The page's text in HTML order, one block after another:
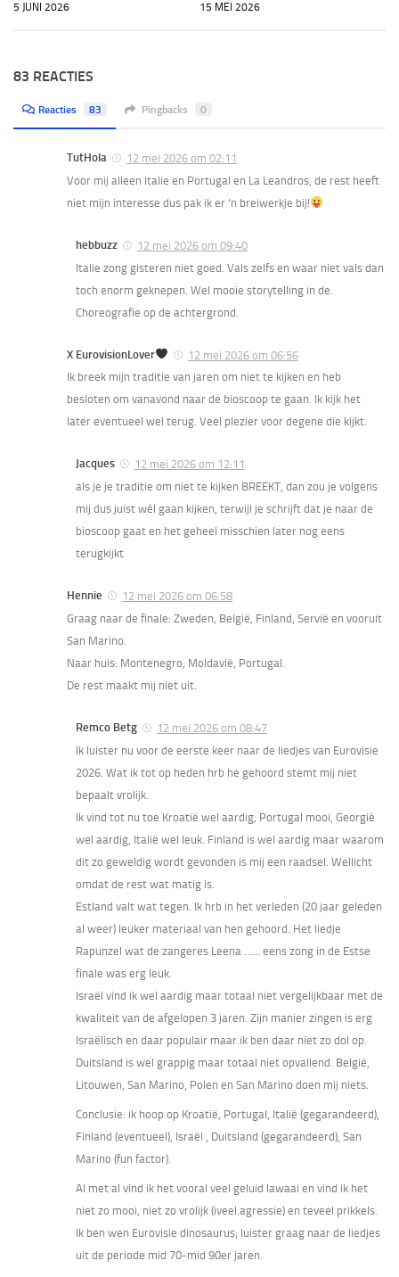
5 JUNI 2026 15 MEI 2026
83 REACTIES
Reacties 83 Pingbacks 0
TutHola
12 mei 2026 om 02:11
Voor mij alleen Italie en Portugal en La Leandros, de rest heeft
niet mijn interesse dus pak ik er ‘n breiwerkje bij!
hebbuzz
12 mei 2026 om 09:40
Italie zong gisteren niet goed. Vals zelfs en waar niet vals dan
toch enorm geknepen. Wel mooie storytelling in de.
Choreografie op de achtergrond.
X EurovisionLover
12 mei 2026 om 06:56
Ik breek mijn traditie van jaren om niet te kijken en heb
besloten om vanavond naar de bioscoop te gaan. Ik kijk het
later eventueel wel terug. Veel plezier voor degene die kijkt.
Jacques
12 mei 2026 om 12:11
als je je traditie om niet te kijken BREEKT, dan zou je volgens
mij dus juist wél gaan kijken, terwijl je schrijft dat je naar de
bioscoop gaat en het geheel misschien later nog eens
terugkijkt
Hennie
12 mei 2026 om 06:58
Graag naar de finale: Zweden, België, Finland, Servië en vooruit
San Marino.
Naar huis: Montenegro, Moldavië, Portugal.
De rest maakt mij niet uit.
Remco Betg
12 mei 2026 om 08:47
Ik luister nu voor de eerste keer naar de liedjes van Eurovisie
2026. Wat ik tot op heden hrb he gehoord stemt mij niet
bepaalt vrolijk.
Ik vind tot nu toe Kroatië wel aardig, Portugal mooi, Georgië
wel aardig, Italië wel leuk. Finland is wel aardig maar waarom
dit zo geweldig wordt gevonden is mij een raadsel. Wellicht
omdat de rest wat matig is.
Estland valt wat tegen. Ik hrb in het verleden (20 jaar geleden
al weer) leuker materiaal van hen gehoord. Het liedje
Rapunzel wat de zangeres Leena …… eens zong in de Estse
finale was erg leuk.
Israël vind ik wel aardig maar totaal niet vergelijkbaar met de
kwaliteit van de afgelopen 3 jaren. Zijn manier zingen is erg
Israëlisch en daar populair maar.ik ben daar niet zo dol op.
Duitsland is wel grappig maar totaal niet opvallend. België,
Litouwen, San Marino, Polen en San Marino doen mij niets.
Conclusie: ik hoop op Kroatië, Portugal, Italië (gegarandeerd),
Finland (eventueel), Israël , Duitsland (gegarandeerd), San
Marino (fun factor).
Al met al vind ik het vooral veel geluid lawaai en vind ik het
niet zo mooi, niet zo vrolijk (iveel.agressie) en teveel prikkels.
Ik ben wen Eurovisie dinosaurus; luister graag naar de liedjes
uit de periode mid 70-mid 90er jaren.